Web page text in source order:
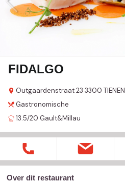
FIDALGO
Outgaardenstraat 23 3300 TIENEN
Gastronomische
13.5/20 Gault&Millau
Over dit restaurant